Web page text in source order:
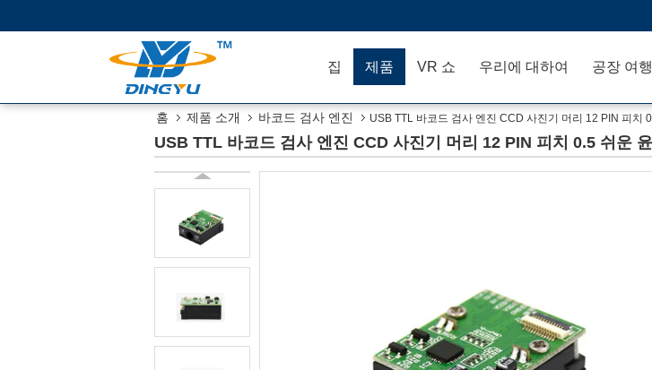
집 제품 VR 쇼 우리에 대하여 공장 여행
홈 제품 소개 바코드 검사 엔진 USB TTL 바코드 검사 엔진 CCD 사진기 머리 12 PIN 피치
USB TTL 바코드 검사 엔진 CCD 사진기 머리 12 PIN 피치 0.5 쉬운